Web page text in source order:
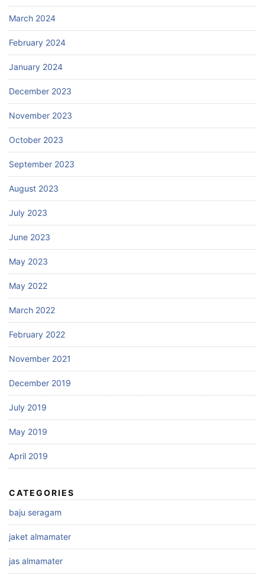
March 2024
February 2024
January 2024
December 2023
November 2023
October 2023
September 2023
August 2023
July 2023
June 2023
May 2023
May 2022
March 2022
February 2022
November 2021
December 2019
July 2019
May 2019
April 2019
CATEGORIES
baju seragam
jaket almamater
jas almamater